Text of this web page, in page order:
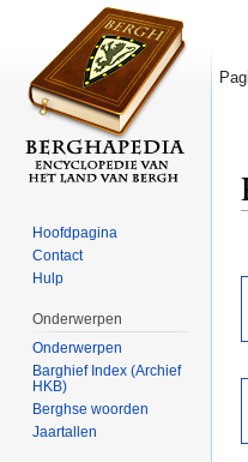
Hoofdpagina
Contact
Hulp
Onderwerpen
Onderwerpen
Barghief Index (Archief
HKB)
Berghse woorden
Jaartallen